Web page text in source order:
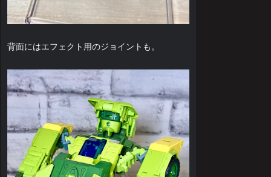
背面にはエフェクト用のジョイントも。